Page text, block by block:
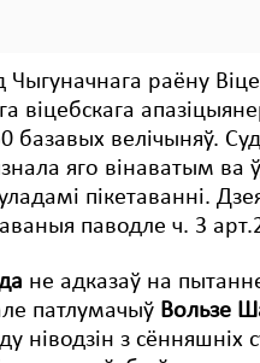
Чыгуначнага раёну
віцебскага
базавых велічыняў.
яго вінаватым ва
пікетаванні.
паводле ч. 3
не адказаў на
патлумачыў Вользе
ніводзін з сённяшніх